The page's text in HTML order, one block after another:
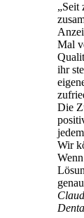
„Seit
Mal
ihr
Die
Wir